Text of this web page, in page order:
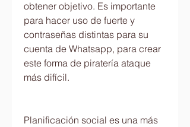
obtener objetivo. Es importante
para hacer uso de fuerte y
contraseñas distintas para su
cuenta de Whatsapp, para crear
este forma de piratería ataque
más difícil.
Planificación social es una más